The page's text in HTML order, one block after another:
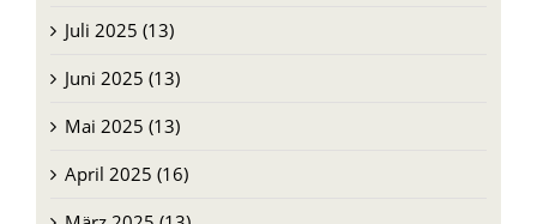
Juli 2025 (13)
Juni 2025 (13)
Mai 2025 (13)
April 2025 (16)